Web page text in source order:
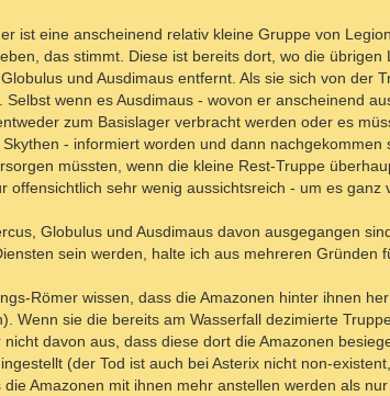
ist eine anscheinend relativ kleine Gruppe von
das stimmt. Diese ist bereits dort, wo die
und Ausdimaus entfernt. Als sie sich von der
Selbst wenn es Ausdimaus - wovon er anscheinend
zum Basislager verbracht werden oder es
- informiert worden und dann
müssten, wenn die kleine Rest-Truppe
offensichtlich sehr wenig aussichtsreich - um es ganz
Globulus und Ausdimaus davon ausgegangen
sein werden, halte ich aus mehreren Gründen
Römer wissen, dass die Amazonen hinter ihnen
Wenn sie die bereits am Wasserfall dezimierte
nicht davon aus, dass diese dort die Amazonen
(der Tod ist auch bei Asterix nicht non-
die Amazonen mit ihnen mehr anstellen werden als